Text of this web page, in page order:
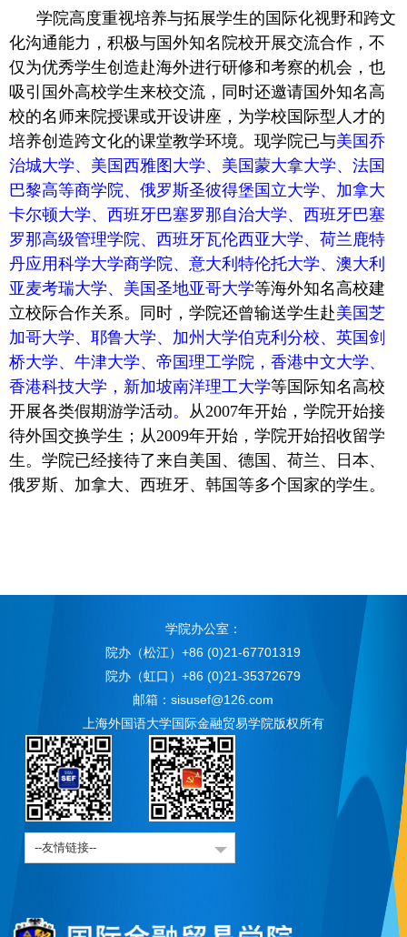
学院高度重视培养与拓展学生的国际化视野和跨文
化沟通能力，积极与国外知名院校开展交流合作，不
仅为优秀学生创造赴海外进行研修和考察的机会，也
吸引国外高校学生来校交流，同时还邀请国外知名高
校的名师来院授课或开设讲座，为学校国际型人才的
培养创造跨文化的课堂教学环境。现学院已与美国乔
治城大学、美国西雅图大学、美国蒙大拿大学、法国
巴黎高等商学院、俄罗斯圣彼得堡国立大学、加拿大
卡尔顿大学、西班牙巴塞罗那自治大学、西班牙巴塞
罗那高级管理学院、西班牙瓦伦西亚大学、荷兰鹿特
丹应用科学大学商学院、意大利特伦托大学、澳大利
亚麦考瑞大学、美国圣地亚哥大学等海外知名高校建
立校际合作关系。同时， 学院还曾输送学生赴美国芝
加哥大学、耶鲁大学、加州大学伯克利分校、英国剑
桥大学、牛津大学、帝国理工学院，香港中文大学、
香港科技大学，新加坡南洋理工大学等国际知名高校
开展各类假期游学活动。 从2007年开始，学院开始接
待外国交换学生；从2009年开始，学院开始招收留学
生。学院已经接待了来自美国、德国、荷兰、日本、
俄罗斯、加拿大、西班牙、韩国等多个国家的学生。
学院办公室：
院办（松江）+86 (0)21-67701319
院办（虹口）+86 (0)21-35372679
邮箱：sisusef@126.com
上海外国语大学国际金融贸易学院版权所有
--友情链接--